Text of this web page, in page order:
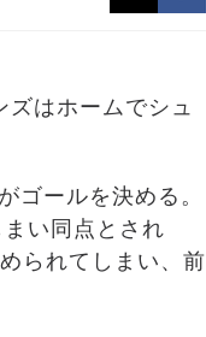
はホームでシュ
ゴールを決める。
い同点とされ
られてしまい、前